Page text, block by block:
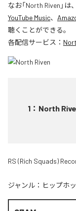
なお「North Riven 」は、
YouTube Music、
聴くことができる。
各配信サービス：
1 ： North
RS (Rich Squads)
ジャンル： ヒップホ